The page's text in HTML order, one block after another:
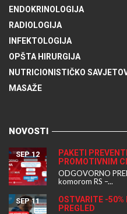
ENDOKRINOLOGIJA
RADIOLOGIJA
INFEKTOLOGIJA
OPŠTA HIRURGIJA
NUTRICIONISTIČKO
MASAŽE
NOVOSTI
PAKETI
PROMOTIVNIM
SEP 12
ODGOVORNO
komorom RS –...
OSTVARITE -50%
PREGLED
SEP 11